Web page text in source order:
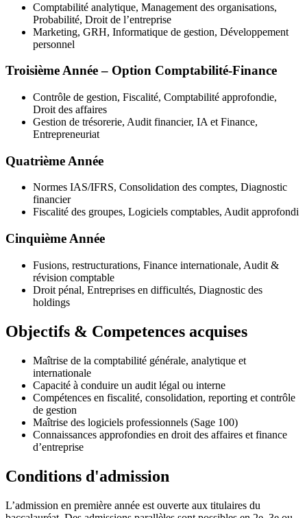
Comptabilité analytique, Management des organisations,
Probabilité, Droit de l’entreprise
Marketing, GRH, Informatique de gestion, Développement
personnel
Troisième Année – Option Comptabilité-Finance
Contrôle de gestion, Fiscalité, Comptabilité approfondie,
Droit des affaires
Gestion de trésorerie, Audit financier, IA et Finance,
Entrepreneuriat
Quatrième Année
Normes IAS/IFRS, Consolidation des comptes, Diagnostic
financier
Fiscalité des groupes, Logiciels comptables, Audit approfondi
Cinquième Année
Fusions, restructurations, Finance internationale, Audit &
révision comptable
Droit pénal, Entreprises en difficultés, Diagnostic des
holdings
Objectifs & Competences acquises
Maîtrise de la comptabilité générale, analytique et
internationale
Capacité à conduire un audit légal ou interne
Compétences en fiscalité, consolidation, reporting et contrôle
de gestion
Maîtrise des logiciels professionnels (Sage 100)
Connaissances approfondies en droit des affaires et finance
d’entreprise
Conditions d'admission
L’admission en première année est ouverte aux titulaires du